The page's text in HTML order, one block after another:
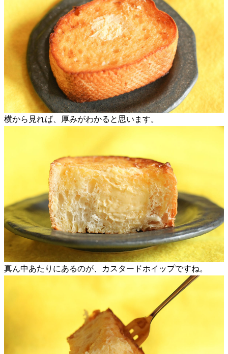
横から見れば、厚みがわかると思います。
真ん中あたりにあるのが、カスタードホイップですね。